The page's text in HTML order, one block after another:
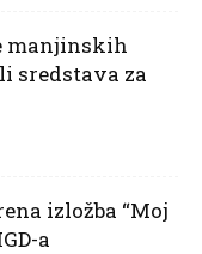
manjinskih
sredstava za
izložba “Moj
a